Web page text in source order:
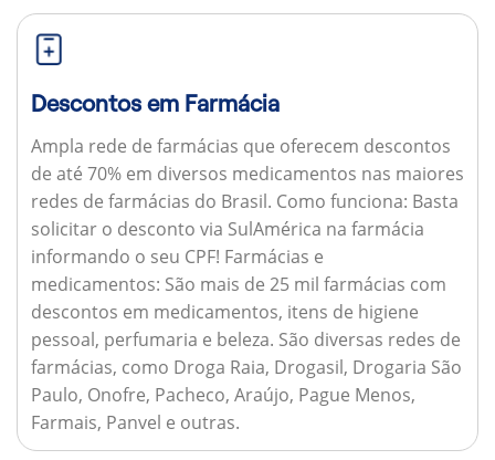
Descontos em Farmácia
Ampla rede de farmácias que oferecem descontos
de até 70% em diversos medicamentos nas maiores
redes de farmácias do Brasil. Como funciona: Basta
solicitar o desconto via SulAmérica na farmácia
informando o seu CPF! Farmácias e
medicamentos: São mais de 25 mil farmácias com
descontos em medicamentos, itens de higiene
pessoal, perfumaria e beleza. São diversas redes de
farmácias, como Droga Raia, Drogasil, Drogaria São
Paulo, Onofre, Pacheco, Araújo, Pague Menos,
Farmais, Panvel e outras.